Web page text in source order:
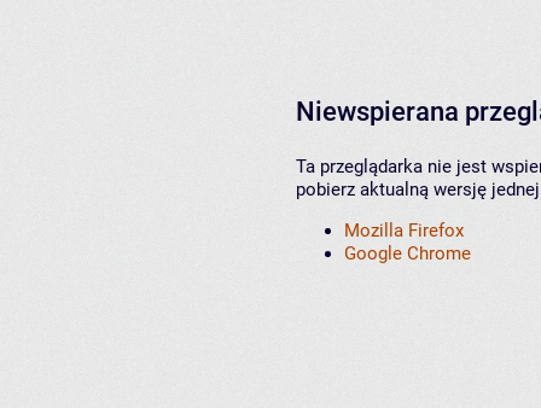
Niewspierana
Ta przeglądarka nie jest
pobierz aktualną wersję
Mozilla Firefox
Google Chrome